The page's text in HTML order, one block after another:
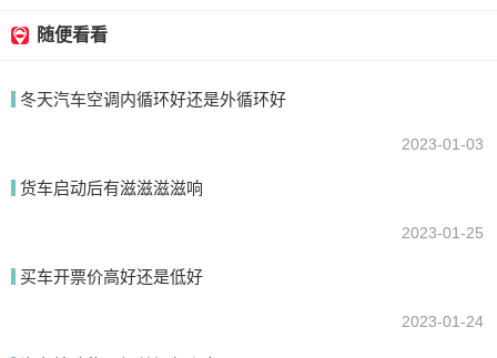
提交
随便看看
冬天汽车空调内循环好还是外循环好
2023-01-03
货车启动后有滋滋滋滋响
2023-01-25
买车开票价高好还是低好
2023-01-24